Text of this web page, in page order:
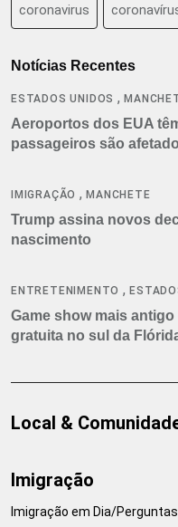
coronavirus
Notícias Recentes
ESTADOS UNIDOS ,
Aeroportos dos EUA
passageiros são
IMIGRAÇÃO ,MANCHETE
Trump assina novos
nascimento
ENTRETENIMENTO ,
Game show mais
gratuita no sul da
Local &
Imigração
Imigração em Dia/